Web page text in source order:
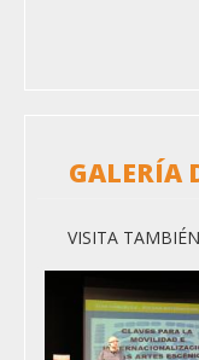
GALERÍA
VISITA